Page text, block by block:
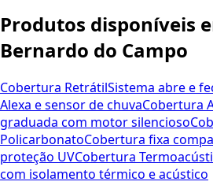
Produtos disponíveis
Bernardo do Campo
Cobertura RetrátilSistema abre e
Alexa e sensor de chuvaCobertura
graduada com motor silencioso
PolicarbonatoCobertura fixa
proteção UVCobertura
com isolamento térmico e acústico